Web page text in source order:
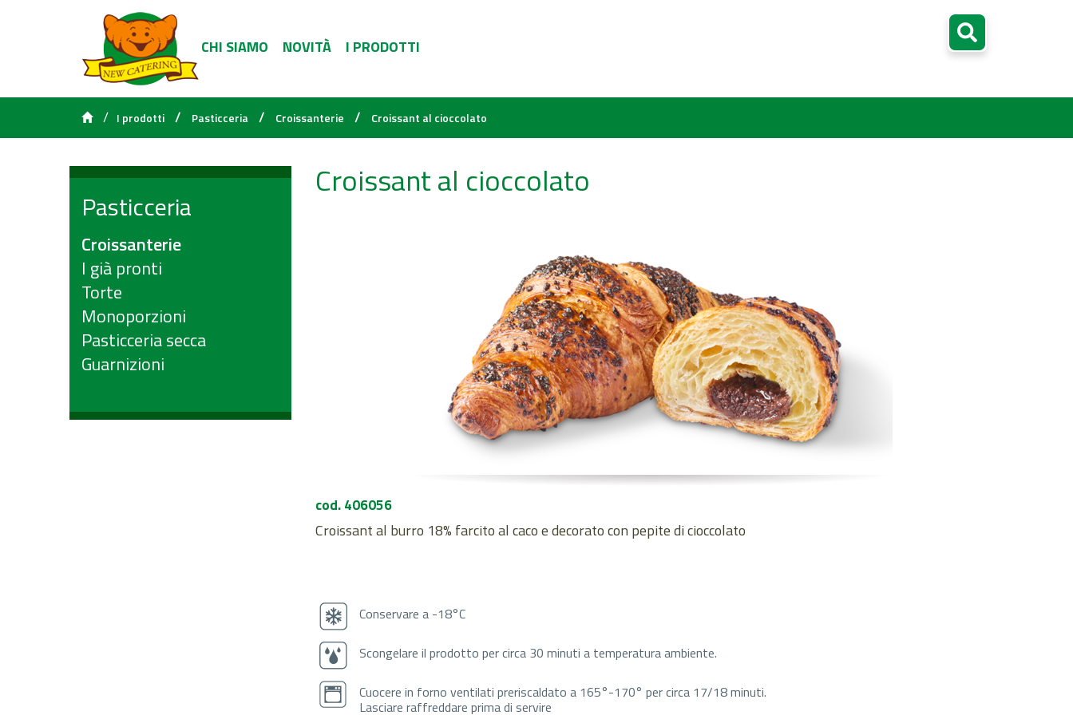
CHI SIAMO NOVITÀ I PRODOTTI
/ I prodotti / Pasticceria / Croissanterie / Croissant al cioccolato
Pasticceria
Croissanterie
I già pronti
Torte
Monoporzioni
Pasticceria secca
Guarnizioni
Croissant al cioccolato
cod. 406056
Croissant al burro 18% farcito al caco e decorato con pepite di cioccolato
Conservare a -18°C
Scongelare il prodotto per circa 30 minuti a temperatura ambiente.
Cuocere in forno ventilati preriscaldato a 165°-170° per circa 17/18 minuti.
Lasciare raffreddare prima di servire